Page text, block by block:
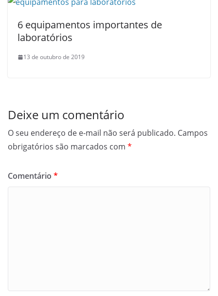
6 equipamentos importantes de
laboratórios
13 de outubro de 2019
Deixe um comentário
O seu endereço de e-mail não será publicado. Campos
obrigatórios são marcados com *
Comentário *